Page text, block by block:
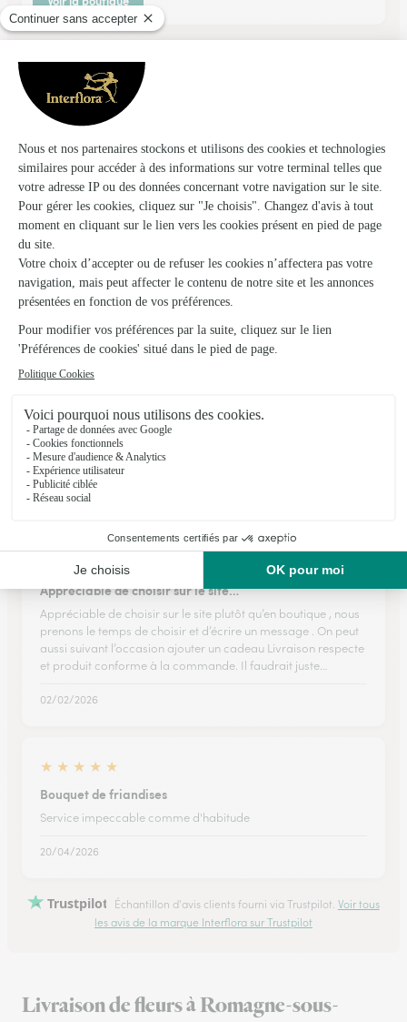
Ils ont fait livrer des fleurs ou une plante à
Romagne-sous-Montfaucon
★ ★ ★ ★ ★
Facile et rapide pour la commende et…
Facile et rapide pour la commende et l'envoi de bouquet ...a
suivre si le résultat d'un joli bouquet livré a bon port et à
l'horaire pour un deuil. Merci a vous
27/03/2026
Toujours satisfait des livraisons et de…
Toujours satisfait des livraisons et de la qualité des fleurs
Merci
10/04/2026
★ ★
★
Appréciable de choisir sur le site…
Appréciable de choisir sur le site plutôt qu’en boutique , nous
prenons le temps de choisir et d’écrire un message . On peut
aussi suivant l’occasion ajouter un cadeau Livraison respecte
et produit conforme à la commande. Il faudrait juste…
02/02/2026
★ ★ ★ ★ ★
Bouquet de friandises
Service impeccable comme d'habitude
20/04/2026
Trustpilot Échantillon d'avis clients fourni via Trustpilot. Voir tous
les avis de la marque Interflora sur Trustpilot
Livraison de fleurs à Romagne-sous-